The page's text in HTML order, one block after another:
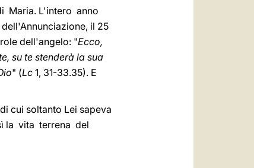
Maria. L'intero anno
il 25
dell'angelo: "Ecco,
su te stenderà la sua
" (Lc 1, 31-33.35). E
cui soltanto Lei sapeva
la vita terrena del